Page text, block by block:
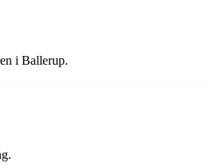
i Ballerup.